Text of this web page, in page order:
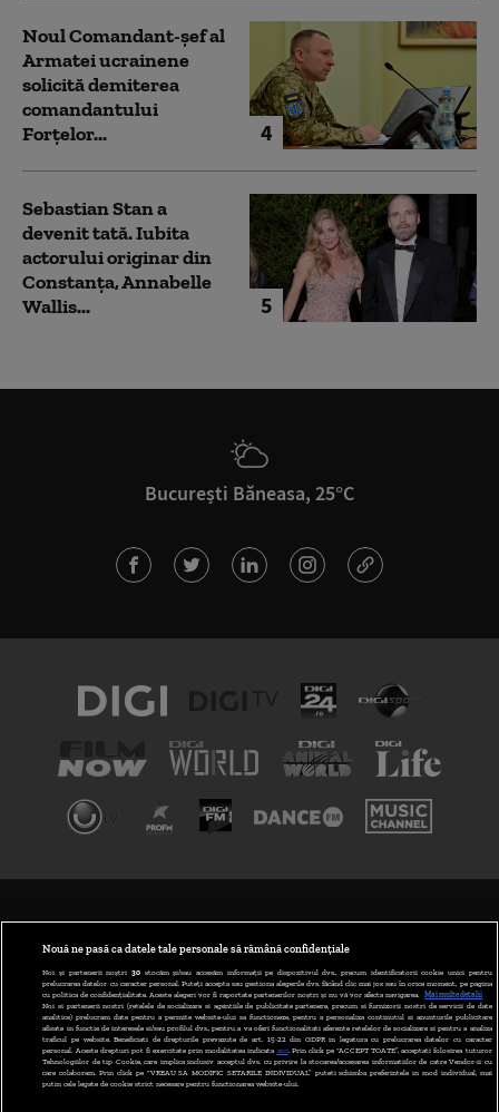
4
Noul Comandant-șef al
Armatei ucrainene
solicită demiterea
comandantului
Forțelor...
5
Sebastian Stan a
devenit tată. Iubita
actorului originar din
Constanța, Annabelle
Wallis...
București Băneasa, 25°C
ABONARE DIGI TV
GESTIONAȚI PREFERINȚELE
CODUL DIGI24
CAMERE WEB
Nouă ne pasă ca datele tale personale să rămână confidențiale
Noi și partenerii noștri 30stocăm și/sau accesăm informații pe dispozitivul dvs., precum identificatorii cookie unici pentru
prelucrarea datelor cu caracter personal. Puteți accepta sau gestiona alegerile dvs. făcând clic mai jos sau în orice moment, pe pagina
cu politica de confidențialitate. Aceste alegeri vor fi raportate partenerilor noștri și nu vă vor afecta navigarea.
Mai multe detalii
Noi si partenerii nostri (retelele de socializare si agentiile de publicitate partenere, precum si furnizorii nostri de servicii de date
analitice) prelucram date pentru a permite website-ului sa functioneze, pentru a personaliza continutul si anunturile publicitare
afisate in functie de interesele si/sau profilul dvs., pentru a va oferi functionalitati aferente retelelor de socializare si pentru a analiza
traficul pe website. Beneficiati de drepturile prevazute de art. 15-22 din GDPR in legatura cu prelucrarea datelor cu caracter
personal. Aceste drepturi pot fi exercitate prin modalitatea indicata aici. Prin click pe “ACCEPT TOATE”, acceptati folosirea tuturor
Tehnologiilor de tip Cookie, care implica inclusiv acceptul dvs. cu privire la stocarea/accesarea informatiilor de catre Vendor-ii cu
care colaboram. Prin click pe “VREAU SA MODIFIC SETARILE INDIVIDUAL” puteti schimba preferintele in mod individual, mai
putin cele legate de cookie strict necesare pentru functionarea website-ului.